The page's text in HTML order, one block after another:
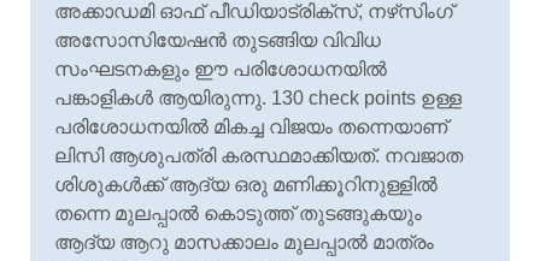
അക്കാഡമി ഓഫ് പീഡിയാട്രിക്സ്, നഴ്‌സിംഗ്
അസോസിയേഷന് തുടങ്ങിയ വിവിധ
സംഘടനകളും ഈ പരിശോധനയില്
പങ്കാളികള് ആയിരുന്നു. 130 check points ഉള്ള
പരിശോധനയില് മികച്ച വിജയം തന്നെയാണ്
ലിസി ആശുപത്രി കരസ്ഥമാക്കിയത്. നവജാത
ശിശുകള്ക്ക് ആദ്യ ഒരു മണിക്കൂറിനുള്ളില്
തന്നെ മുലപ്പാല് കൊടുത്ത് തുടങ്ങുകയും
ആദ്യ ആറു മാസക്കാലം മുലപ്പാല് മാത്രം